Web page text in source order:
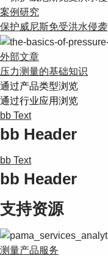
案例研究
保护威尼斯免受洪水侵袭
外部文章
压力测量的基础知识
通过产品类型浏览
通过行业应用浏览
bb Text
bb Header
bb Text
bb Header
支持资源
测量产品服务